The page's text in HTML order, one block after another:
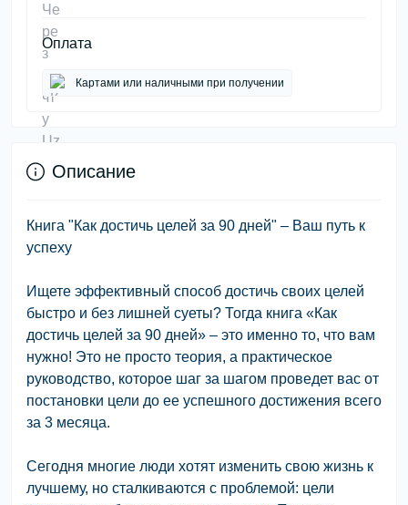
Оплата
Картами или наличными при получении
Описание
Книга "Как достичь целей за 90 дней" – Ваш путь к
успеху
Ищете эффективный способ достичь своих целей
быстро и без лишней суеты? Тогда книга «Как
достичь целей за 90 дней» – это именно то, что вам
нужно! Это не просто теория, а практическое
руководство, которое шаг за шагом проведет вас от
постановки цели до ее успешного достижения всего
за 3 месяца.
Сегодня многие люди хотят изменить свою жизнь к
лучшему, но сталкиваются с проблемой: цели